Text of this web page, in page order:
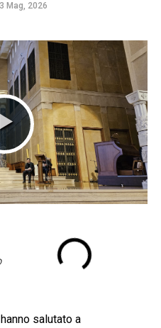
Mag, 2026
salutato a